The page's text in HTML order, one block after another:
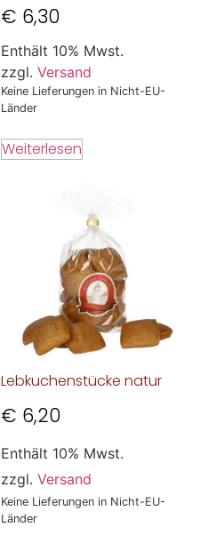
€ 6,30
Enthält 10% Mwst.
zzgl. Versand
Keine Lieferungen in Nicht-EU-
Länder
Weiterlesen
Lebkuchenstücke natur
€ 6,20
Enthält 10% Mwst.
zzgl. Versand
Keine Lieferungen in Nicht-EU-
Länder